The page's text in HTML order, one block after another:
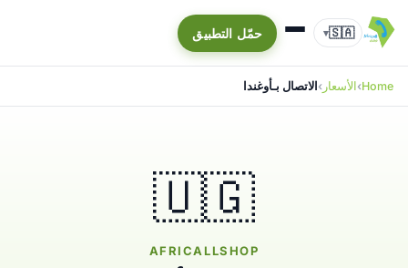
🇸🇦
▾ حمّل التطبيق
Home الأسعار الاتصال بـأوغندا
🇺🇬
AFRICALLSHOP